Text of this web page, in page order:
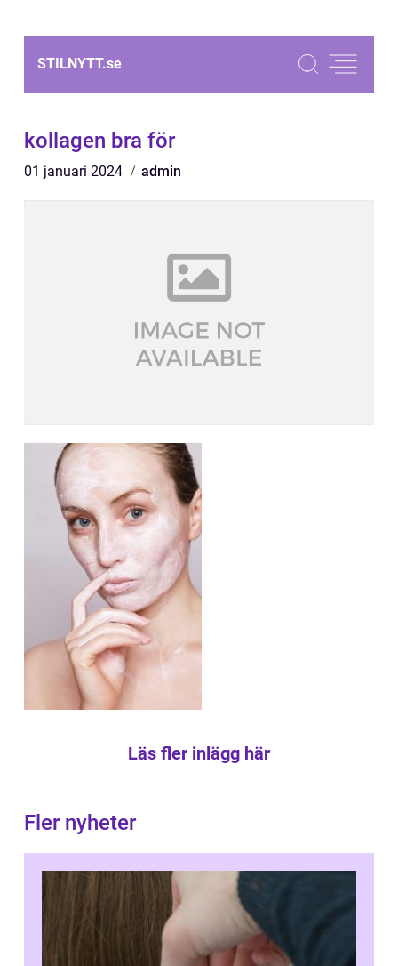
STILNYTT.se
kollagen bra för
01 januari 2024 admin
Läs fler inlägg här
Fler nyheter